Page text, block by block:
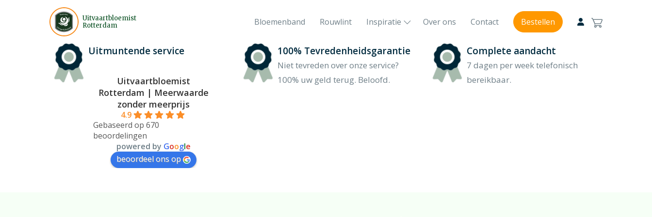
Uitvaartbloemist
Rotterdam
Bloemenband Rouwlint Inspiratie
Inspiratie
Wij helpen u graag op weg bij
veelvoorkomende afwegingen.
Heeft u vragen?
Mailof bel/chat vanaf 07:30 tot 19:30
7 dagen per week.
Het rouwboeket in hartvorm
Modern rouwbloemwerk
Modern geschikt
Over ons Contact Bestellen
Uitmuntende service
Uitvaartbloemist
Rotterdam | Meerwaarde
zonder meerprijs
4.9
Gebaseerd op 670
beoordelingen
powered by Google
beoordeel ons op
100% Tevredenheidsgarantie
Niet tevreden over onze service?
100% uw geld terug. Beloofd.
Complete aandacht
7 dagen per week telefonisch
bereikbaar.